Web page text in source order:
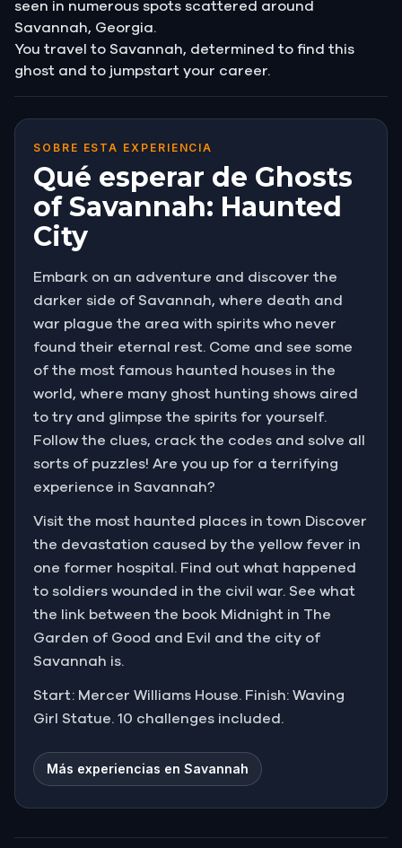
seen in numerous spots scattered around
Savannah, Georgia.
You travel to Savannah, determined to find this
ghost and to jumpstart your career.
SOBRE ESTA EXPERIENCIA
Qué esperar de Ghosts
of Savannah: Haunted
City
Embark on an adventure and discover the
darker side of Savannah, where death and
war plague the area with spirits who never
found their eternal rest. Come and see some
of the most famous haunted houses in the
world, where many ghost hunting shows aired
to try and glimpse the spirits for yourself.
Follow the clues, crack the codes and solve all
sorts of puzzles! Are you up for a terrifying
experience in Savannah?
Visit the most haunted places in town Discover
the devastation caused by the yellow fever in
one former hospital. Find out what happened
to soldiers wounded in the civil war. See what
the link between the book Midnight in The
Garden of Good and Evil and the city of
Savannah is.
Start: Mercer Williams House. Finish: Waving
Girl Statue. 10 challenges included.
Más experiencias en Savannah